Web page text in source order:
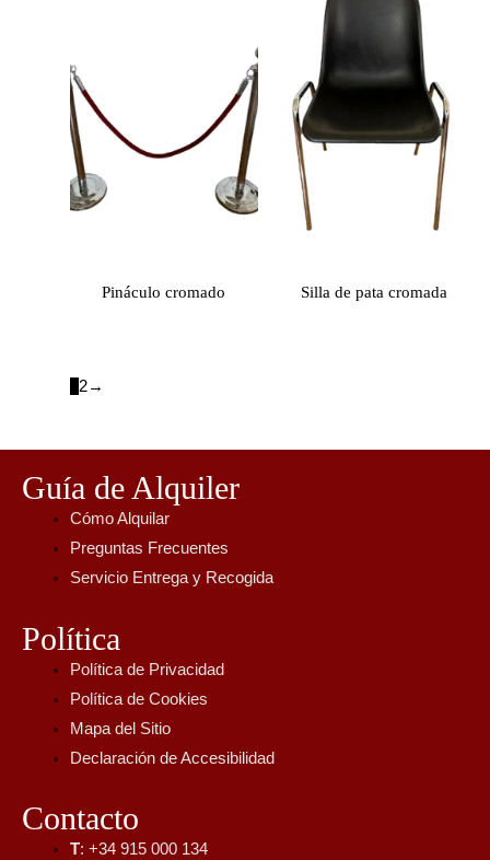
Pináculo cromado Silla de pata cromada
2→
Guía de Alquiler
Cómo Alquilar
Preguntas Frecuentes
Servicio Entrega y Recogida
Política
Política de Privacidad
Política de Cookies
Mapa del Sitio
Declaración de Accesibilidad
Contacto
T: +34 915 000 134